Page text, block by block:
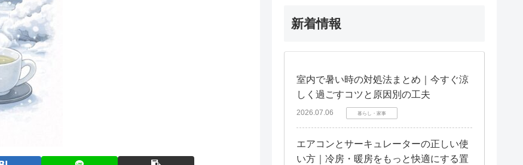
新着情報
室内で暑い時の対処法まとめ｜今すぐ涼
しく過ごすコツと原因別の工夫
2026.07.06 暮らし・家事
エアコンとサーキュレーターの正しい使
い方｜冷房・暖房をもっと快適にする置